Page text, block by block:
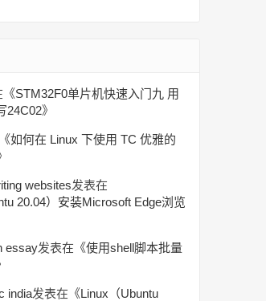
《STM32F0单片机快速入门九 用
24C02》
如何在 Linux 下使用 TC 优雅的
websites发表在
20.04）安装Microsoft Edge浏览
essay发表在《使用shell脚本批量
india发表在《Linux（Ubuntu